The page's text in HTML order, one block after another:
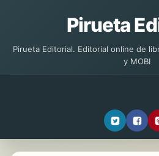
Pirueta
Pirueta Editorial. Editorial online de
y MOBI